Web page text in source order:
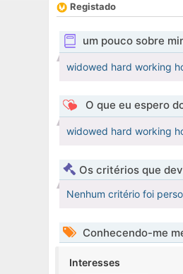
Registado
um pouco sobre
widowed hard working
O que eu espero
widowed hard working
Os critérios que
Nenhum critério foi
Conhecendo-me
Interesses